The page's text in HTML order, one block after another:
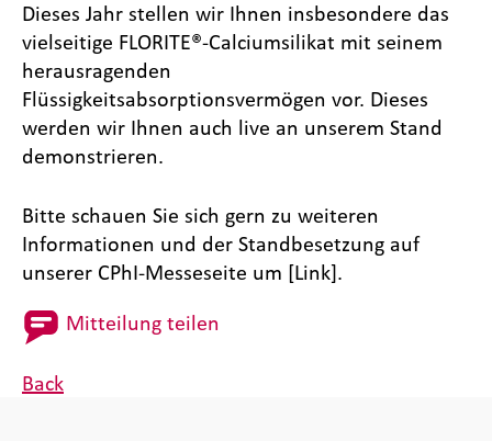
Dieses Jahr stellen wir Ihnen insbesondere das
vielseitige FLORITE®-Calciumsilikat mit seinem
herausragenden
Flüssigkeitsabsorptionsvermögen vor. Dieses
werden wir Ihnen auch live an unserem Stand
demonstrieren.
Bitte schauen Sie sich gern zu weiteren
Informationen und der Standbesetzung auf
unserer CPhI-Messeseite um [Link].
Mitteilung teilen
Back